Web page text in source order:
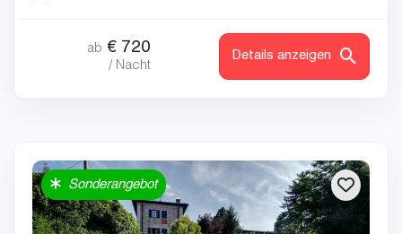
ab € 720
/ Nacht
Details anzeigen
Sonderangebot